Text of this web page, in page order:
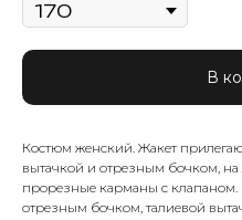
В
Костюм женский. Жакет
вытачкой и отрезным бочком,
прорезные карманы с
отрезным бочком, талиевой